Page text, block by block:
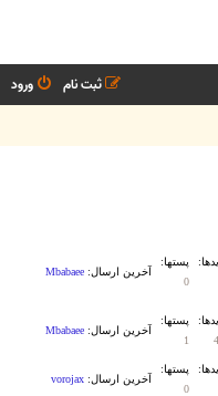
ورود
ثبت نام